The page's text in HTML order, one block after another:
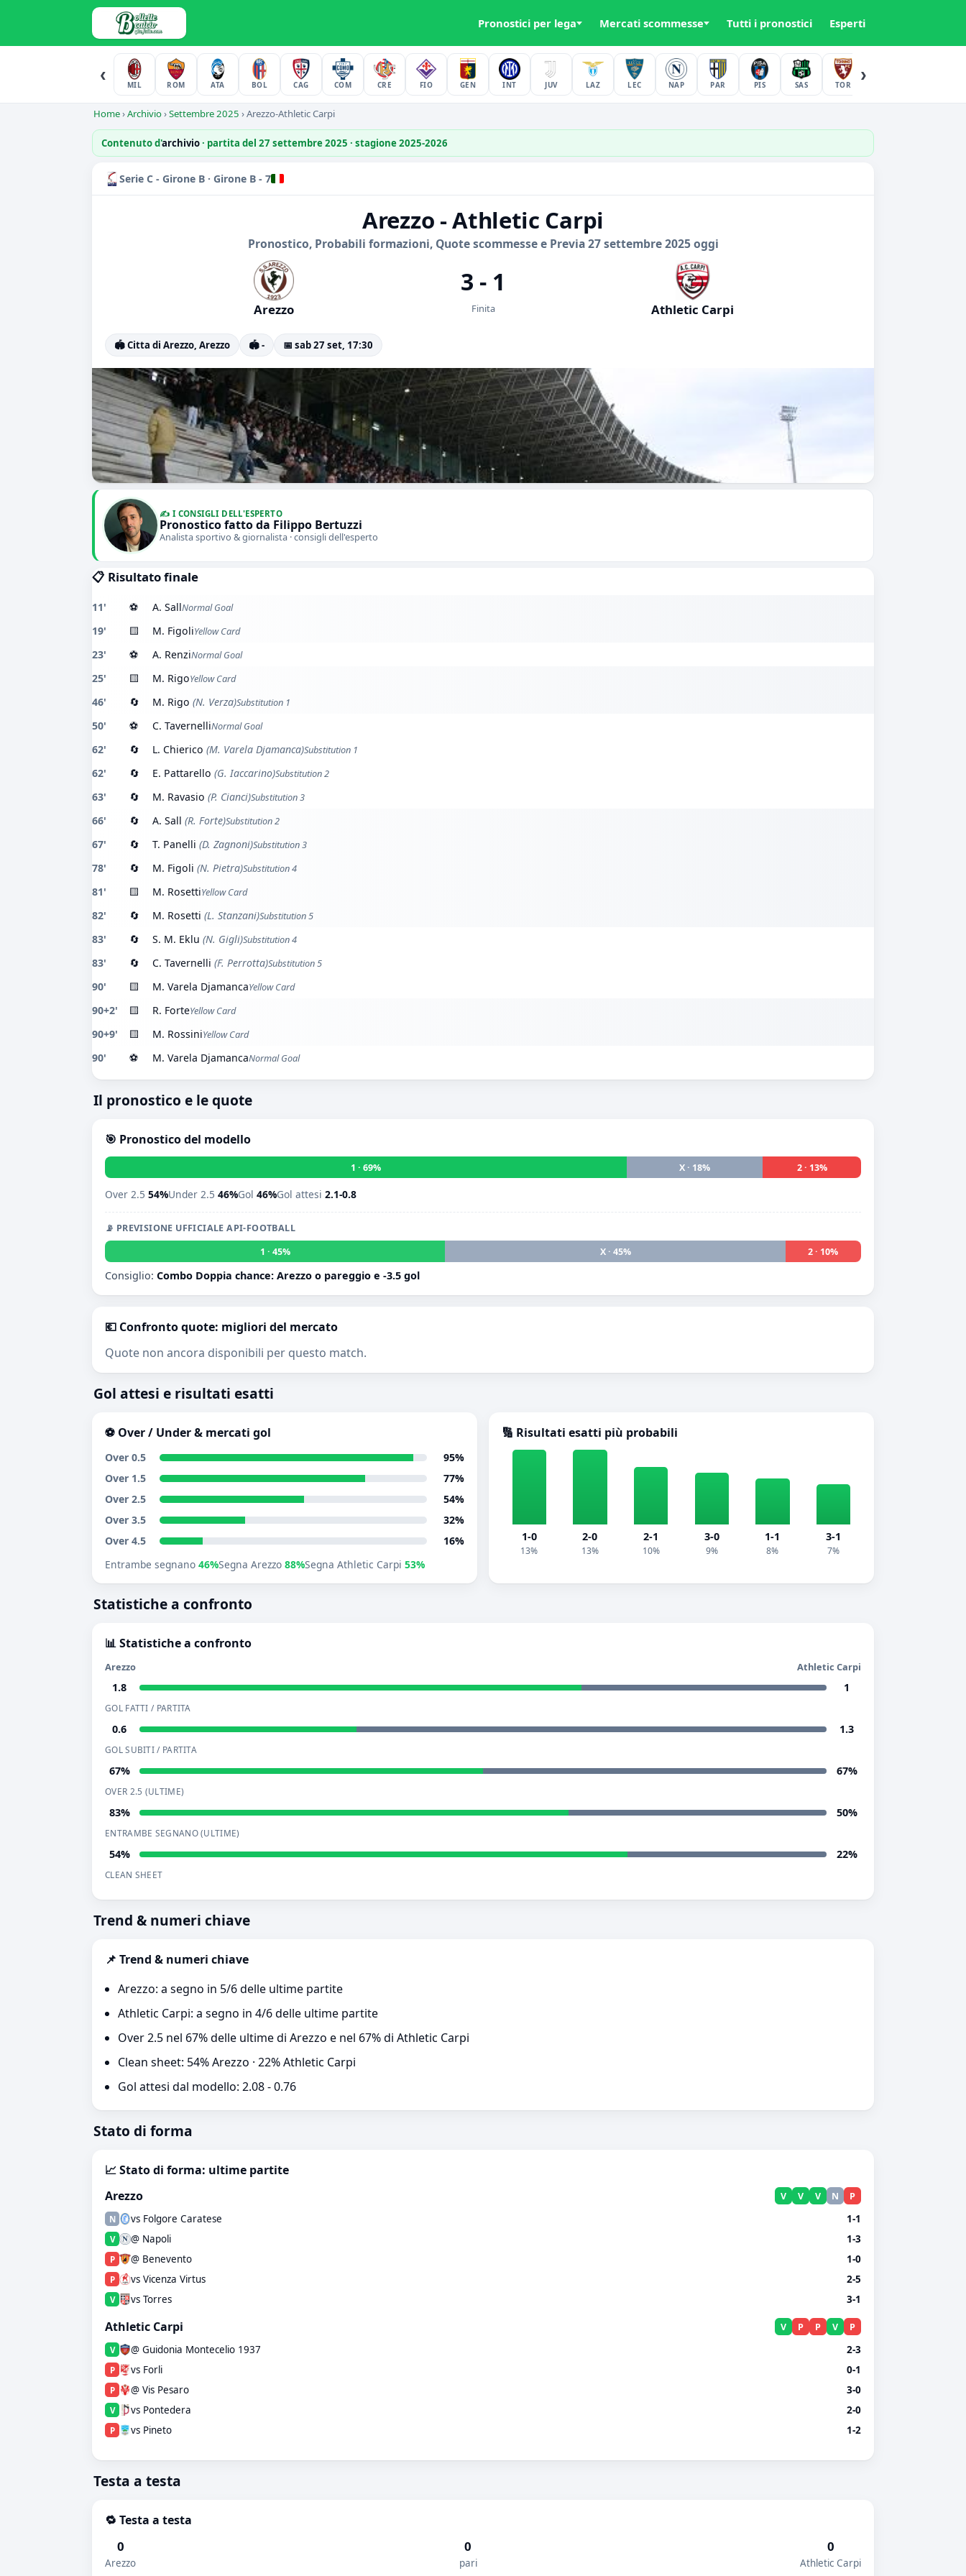
Pronostici per lega Mercati scommesse Tutti i pronostici Esperti
‹
MIL ROM ATA BOL CAG COM CRE FIO GEN INT JUV LAZ LEC NAP PAR PIS SAS TOR
›
Home›Archivio›Settembre 2025 ›Arezzo-Athletic Carpi
Contenuto d'archivio· partita del 27 settembre 2025 · stagione 2025-2026
Serie C - Girone B · Girone B - 7
Arezzo - Athletic Carpi
Pronostico, Probabili formazioni, Quote scommesse e Previa 27 settembre 2025 oggi
Arezzo
3 - 1
Finita Athletic Carpi
🏟️ Citta di Arezzo, Arezzo 🏟️ - 📅 sab 27 set, 17:30
✍️ I CONSIGLI DELL'ESPERTO
Pronostico fatto da Filippo Bertuzzi
Analista sportivo & giornalista · consigli dell'esperto
📋 Risultato finale
11' ⚽ A. SallNormal Goal
19' 🟨 M. FigoliYellow Card
23' ⚽ A. RenziNormal Goal
25' 🟨 M. RigoYellow Card
46' 🔄 M. Rigo (N. Verza)Substitution 1
50' ⚽ C. TavernelliNormal Goal
62' 🔄 L. Chierico (M. Varela Djamanca)Substitution 1
62' 🔄 E. Pattarello (G. Iaccarino)Substitution 2
63' 🔄 M. Ravasio (P. Cianci)Substitution 3
66' 🔄 A. Sall (R. Forte)Substitution 2
67' 🔄 T. Panelli (D. Zagnoni)Substitution 3
78' 🔄 M. Figoli (N. Pietra)Substitution 4
81' 🟨 M. RosettiYellow Card
82' 🔄 M. Rosetti (L. Stanzani)Substitution 5
83' 🔄 S. M. Eklu (N. Gigli)Substitution 4
83' 🔄 C. Tavernelli (F. Perrotta)Substitution 5
90' 🟨 M. Varela DjamancaYellow Card
90+2' 🟨 R. ForteYellow Card
90+9' 🟨 M. RossiniYellow Card
90' ⚽ M. Varela DjamancaNormal Goal
Il pronostico e le quote
🎯 Pronostico del modello
1 · 69% X · 18% 2 · 13%
Over 2.5 54%Under 2.5 46%Gol 46%Gol attesi 2.1-0.8
📡 PREVISIONE UFFICIALE API-FOOTBALL
1 · 45%
X · 45% 2 · 10%
Consiglio: Combo Doppia chance: Arezzo o pareggio e -3.5 gol
💶 Confronto quote: migliori del mercato
Quote non ancora disponibili per questo match.
Gol attesi e risultati esatti
⚽ Over / Under & mercati gol
Over 0.5
95%
Over 1.5
77%
Over 2.5
54%
Over 3.5
32%
Over 4.5
16%
Entrambe segnano 46%Segna Arezzo 88%Segna Athletic Carpi 53%
🔢 Risultati esatti più probabili
1-0
13%
2-0
13%
2-1
10%
3-0
9%
1-1
8%
3-1
7%
Statistiche a confronto
📊 Statistiche a confronto
Arezzo Athletic Carpi
1.8 1
GOL FATTI / PARTITA
0.6 1.3
GOL SUBITI / PARTITA
67% 67%
OVER 2.5 (ULTIME)
83% 50%
ENTRAMBE SEGNANO (ULTIME)
54% 22%
CLEAN SHEET
Trend & numeri chiave
📌 Trend & numeri chiave
Arezzo: a segno in 5/6 delle ultime partite
Athletic Carpi: a segno in 4/6 delle ultime partite
Over 2.5 nel 67% delle ultime di Arezzo e nel 67% di Athletic Carpi
Clean sheet: 54% Arezzo · 22% Athletic Carpi
Gol attesi dal modello: 2.08 - 0.76
Stato di forma
📈 Stato di forma: ultime partite
Arezzo
V V V N P
N vs Folgore Caratese 1-1
V @ Napoli 1-3
P @ Benevento 1-0
P vs Vicenza Virtus 2-5
V vs Torres 3-1
Athletic Carpi V P P V P
V @ Guidonia Montecelio 1937 2-3
P vs Forli 0-1
P @ Vis Pesaro 3-0
V vs Pontedera 2-0
P vs Pineto 1-2
Testa a testa
🔁 Testa a testa
0
Arezzo
0
pari
0
Athletic Carpi